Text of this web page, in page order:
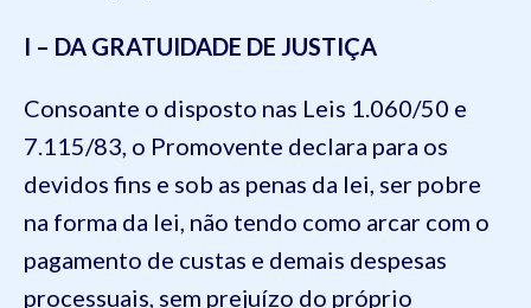
I – DA GRATUIDADE DE JUSTIÇA
Consoante o disposto nas Leis 1.060/50 e
7.115/83, o Promovente declara para os
devidos fins e sob as penas da lei, ser pobre
na forma da lei, não tendo como arcar com o
pagamento de custas e demais despesas
processuais, sem prejuízo do próprio